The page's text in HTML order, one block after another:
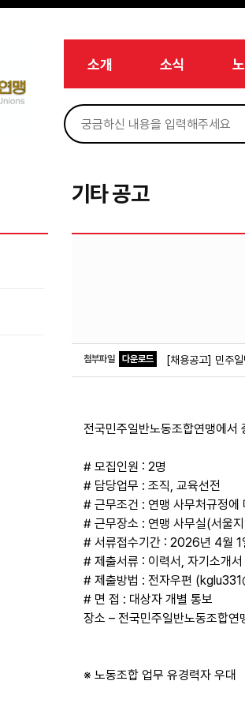
소개 소식
기타 공고
첨부파일 다운로드 [채용공고] 민주
전국민주일반노동조합연맹에서
# 모집인원 : 2명
# 담당업무 : 조직, 교육선전
# 근무조건 : 연맹 사무처규정에
# 근무장소 : 연맹 사무실(서울
# 서류접수기간 : 2026년 4월
# 제출서류 : 이력서, 자기소개서
# 제출방법 : 전자우편
# 면 접 : 대상자 개별 통보
장소 – 전국민주일반노동조합
※ 노동조합 업무 유경력자 우대